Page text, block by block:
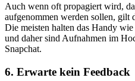
Auch wenn oft propagiert wird,
aufgenommen werden sollen, gilt
Die meisten halten das Handy
und daher sind Aufnahmen im
Snapchat.
6. Erwarte kein Feedback